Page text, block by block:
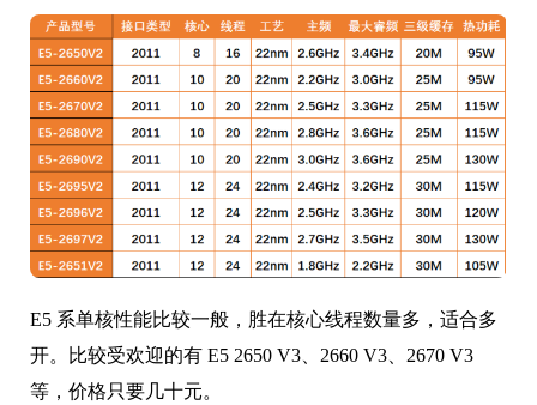
E5 系单核性能比较一般，胜在核心线程数量多，适合多
开。比较受欢迎的有 E5 2650 V3、2660 V3、2670 V3
等，价格只要几十元。